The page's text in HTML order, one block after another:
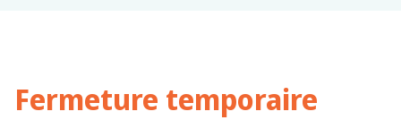
Fermeture temporaire